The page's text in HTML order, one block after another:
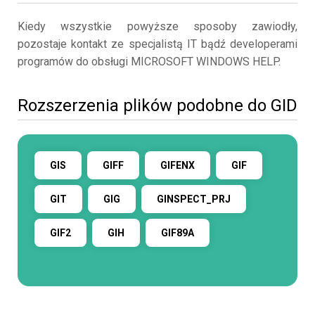
Kiedy wszystkie powyższe sposoby zawiodły,
pozostaje kontakt ze specjalistą IT bądź developerami
programów do obsługi MICROSOFT WINDOWS HELP.
Rozszerzenia plików podobne do GID
GIS GIFF GIFENX GIF
GIT GIG GINSPECT_PRJ
GIF2 GIH GIF89A